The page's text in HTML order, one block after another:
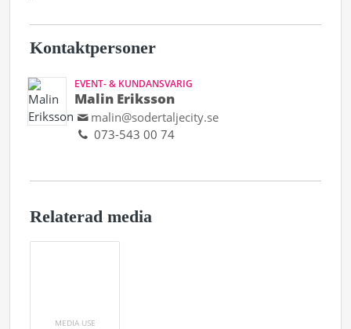
Kontaktpersoner
EVENT- & KUNDANSVARIG
Malin Eriksson
malin@sodertaljecity.se
073-543 00 74
Relaterad media
MEDIA USE